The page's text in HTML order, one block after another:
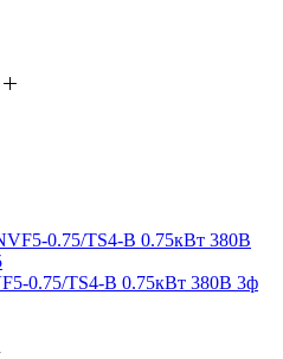
0.75/TS4-B 0.75кВт 380В 3ф